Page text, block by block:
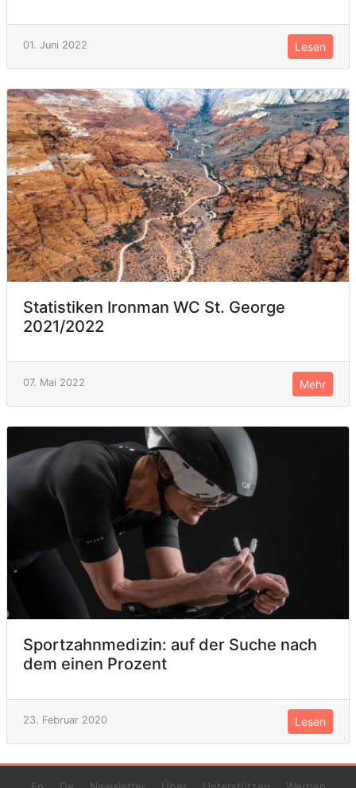
01. Juni 2022 Lesen
Statistiken Ironman WC St. George
2021/2022
07. Mai 2022 Mehr
Sportzahnmedizin: auf der Suche nach
dem einen Prozent
23. Februar 2020 Lesen